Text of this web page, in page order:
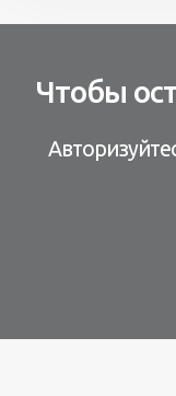
Чтобы